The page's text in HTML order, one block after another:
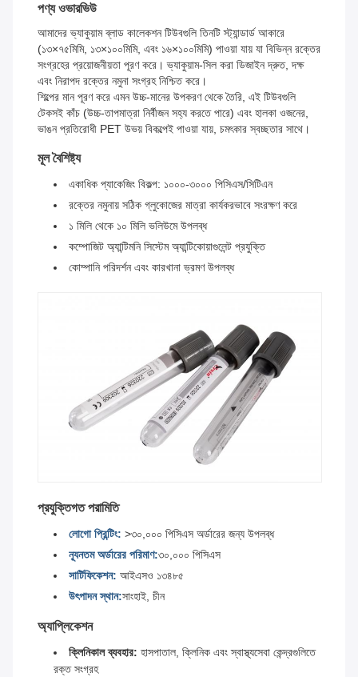
পণ্য ওভারভিউ
আমাদের ভ্যাকুয়াম ব্লাড কালেকশন টিউবগুলি তিনটি স্ট্যান্ডার্ড আকারে
(১৩×৭৫মিমি, ১৩×১০০মিমি, এবং ১৬×১০০মিমি) পাওয়া যায় যা বিভিন্ন রক্তের
সংগ্রহের প্রয়োজনীয়তা পূরণ করে। ভ্যাকুয়াম-সিল করা ডিজাইন দ্রুত, দক্ষ
এবং নিরাপদ রক্তের নমুনা সংগ্রহ নিশ্চিত করে।
শিল্পের মান পূরণ করে এমন উচ্চ-মানের উপকরণ থেকে তৈরি, এই টিউবগুলি
টেকসই কাঁচ (উচ্চ-তাপমাত্রা নির্বীজন সহ্য করতে পারে) এবং হালকা ওজনের,
ভাঙন প্রতিরোধী PET উভয় বিকল্পেই পাওয়া যায়, চমৎকার স্বচ্ছতার সাথে।
মূল বৈশিষ্ট্য
একাধিক প্যাকেজিং বিকল্প: ১০০০-৩০০০ পিসিএস/সিটিএন
রক্তের নমুনায় সঠিক গ্লুকোজের মাত্রা কার্যকরভাবে সংরক্ষণ করে
১ মিলি থেকে ১০ মিলি ভলিউমে উপলব্ধ
কম্পোজিট অ্যান্টিমনি সিস্টেম অ্যান্টিকোয়াগুলেন্ট প্রযুক্তি
কোম্পানি পরিদর্শন এবং কারখানা ভ্রমণ উপলব্ধ
প্রযুক্তিগত পরামিতি
লোগো প্রিন্টিং: >৩০,০০০ পিসিএস অর্ডারের জন্য উপলব্ধ
ন্যূনতম অর্ডারের পরিমাণ:৩০,০০০ পিসিএস
সার্টিফিকেশন: আইএসও ১৩৪৮৫
উৎপাদন স্থান:সাংহাই, চীন
অ্যাপ্লিকেশন
ক্লিনিকাল ব্যবহার: হাসপাতাল, ক্লিনিক এবং স্বাস্থ্যসেবা কেন্দ্রগুলিতে
রক্ত সংগ্রহ